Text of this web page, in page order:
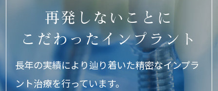
再発しないことに
こだわった インプラント
長年の実績により辿り着いた精密なインプラ
ント治療を行っています。